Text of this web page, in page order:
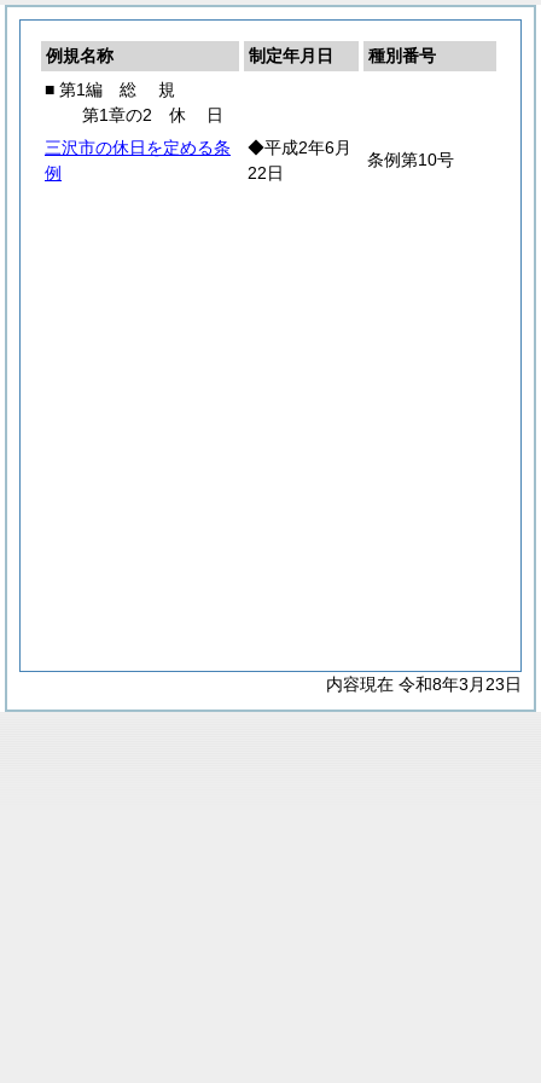
例規名称 制定年月日
種別番号
■ 第1編 総 規
第1章の2 休
日
三沢市の休日を定める条
例
◆平成2年6月
22日
条例第10号
内容現在 令和8年3月23日